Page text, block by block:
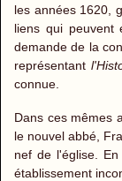
les années 1620,
liens qui peuvent
demande de la
représentant
connue.
Dans ces mêmes
le nouvel abbé,
nef de l'église.
établissement